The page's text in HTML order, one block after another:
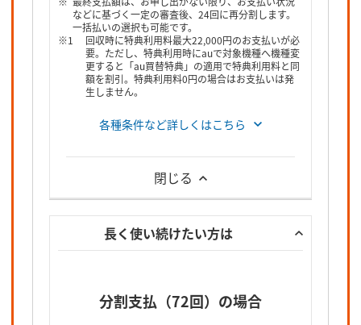
などに基づく一定の審査後、24回に再分割します。
一括払いの選択も可能です。
回収時に特典利用料最大22,000円のお支払いが必
要。ただし、特典利用時にauで対象機種へ機種変
更すると「au買替特典」の適用で特典利用料と同
額を割引。特典利用料0円の場合はお支払いは発
生しません。
各種条件など詳しくはこちら
閉じる
長く使い続けたい方は
分割支払（72回）の場合